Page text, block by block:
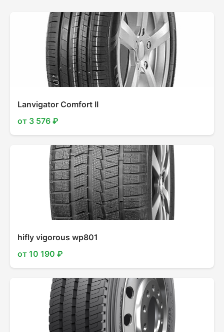
Lanvigator Comfort II
от 3 576 ₽
hifly vigorous wp801
от 10 190 ₽